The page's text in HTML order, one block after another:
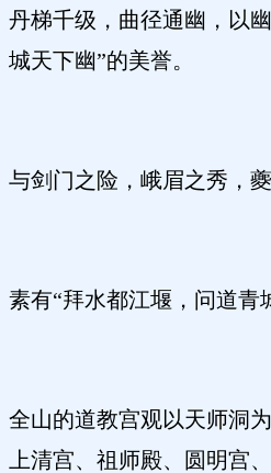
丹梯千级，曲径通幽，以
城天下幽”的美誉。
与剑门之险，峨眉之秀，夔
素有“拜水都江堰，问道青
全山的道教宫观以天师洞
上清宫、祖师殿、圆明宫